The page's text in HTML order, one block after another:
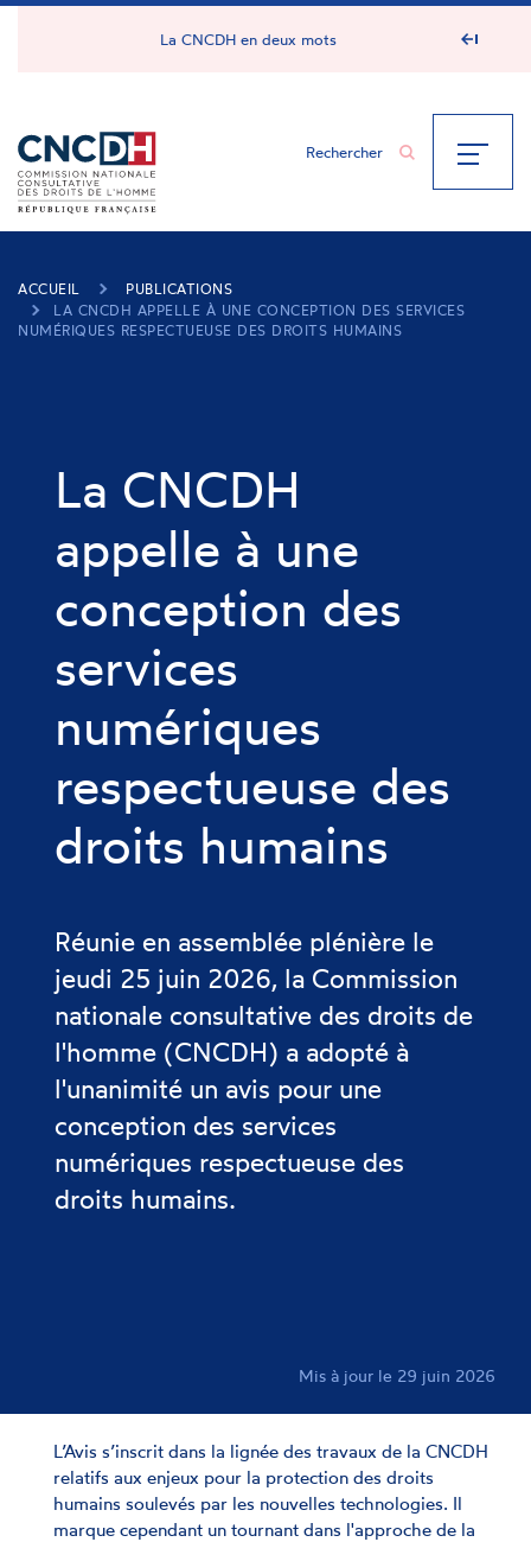
Panneau de gestion des cookies
La CNCDH en deux mots
ACCUEIL
PUBLICATIONS
LA CNCDH APPELLE À UNE CONCEPTION DES SERVICES
NUMÉRIQUES RESPECTUEUSE DES DROITS HUMAINS
La CNCDH
appelle à une
conception des
services
numériques
respectueuse des
droits humains
Réunie en assemblée plénière le
jeudi 25 juin 2026, la Commission
nationale consultative des droits de
l'homme (CNCDH) a adopté à
l'unanimité un avis pour une
conception des services
numériques respectueuse des
droits humains.
Mis à jour le 29 juin 2026
L’Avis s’inscrit dans la lignée des travaux de la CNCDH
relatifs aux enjeux pour la protection des droits
humains soulevés par les nouvelles technologies. Il
marque cependant un tournant dans l'approche de la